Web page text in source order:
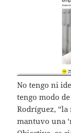
No tengo ni
tengo modo
Rodríguez,
mantuvo una